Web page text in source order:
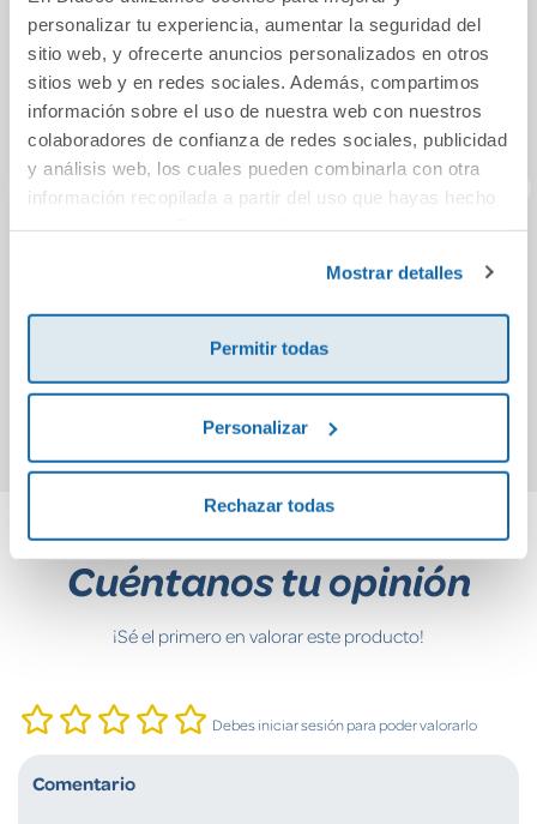
personalizar tu experiencia, aumentar la seguridad del
sitio web, y ofrecerte anuncios personalizados en otros
sitios web y en redes sociales. Además, compartimos
información sobre el uso de nuestra web con nuestros
colaboradores de confianza de redes sociales, publicidad
y análisis web, los cuales pueden combinarla con otra
información recopilada a partir del uso que hayas hecho
Mostrar detalles
Permitir todas
Personalizar
Rechazar todas
Galdós
Comprar
19,95€
Comprar
Cuéntanos tu opinión
¡Sé el primero en valorar este producto!
Debes iniciar sesión para poder valorarlo